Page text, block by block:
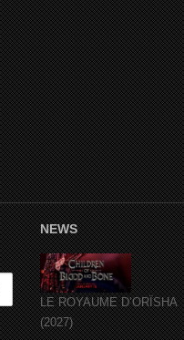
NEWS
LE ROYAUME D’ORÏSHA
(2027)